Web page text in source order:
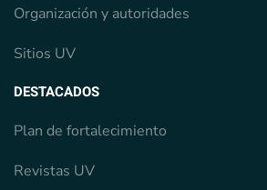
Organización y autoridades
Sitios UV
DESTACADOS
Plan de fortalecimiento
Revistas UV